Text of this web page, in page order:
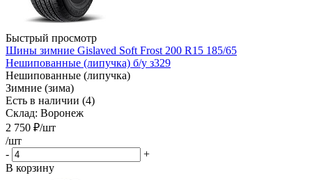
Быстрый просмотр
Шины зимние Gislaved Soft Frost 200 R15 185/65
Нешипованные (липучка) б/у з329
Нешипованные (липучка)
Зимние (зима)
Есть в наличии (4)
Склад: Воронеж
2 750 ₽/шт
/шт
-
+
В корзину